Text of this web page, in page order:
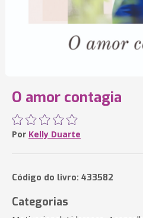
O amor contagia
Por Kelly Duarte
Código do livro: 433582
Categorias